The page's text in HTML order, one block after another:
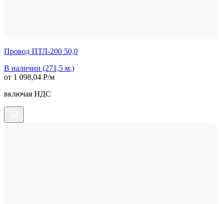
Провод ПТЛ-200 50,0
В наличии (271,5 м.)
от 1 098,04 Р/м
включая НДС